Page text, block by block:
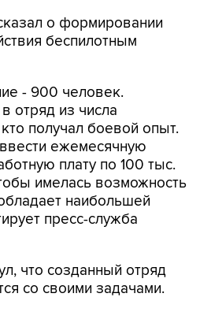
о формировании
беспилотным
- 900 человек.
отряд из числа
получал боевой опыт.
ежемесячную
плату по 100 тыс.
имелась возможность
наибольшей
пресс-служба
что созданный отряд
со своими задачами.